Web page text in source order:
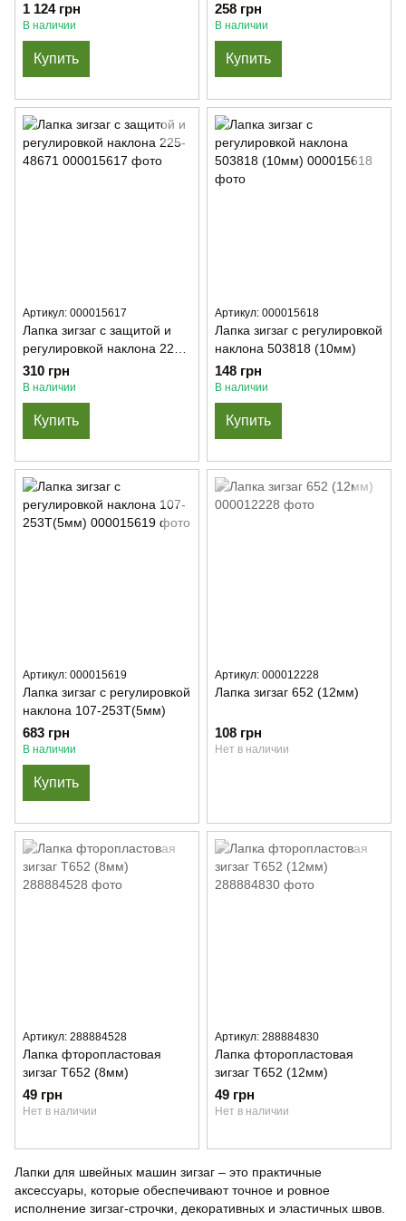
1 124 грн
В наличии
Купить
258 грн
В наличии
Купить
Артикул: 000015617
Лапка зигзаг с защитой и
регулировкой наклона 225-
48671
310 грн
В наличии
Купить
Артикул: 000015618
Лапка зигзаг с регулировкой
наклона 503818 (10мм)
148 грн
В наличии
Купить
Артикул: 000015619
Лапка зигзаг с регулировкой
наклона 107-253T(5мм)
683 грн
В наличии
Купить
Артикул: 000012228
Лапка зигзаг 652 (12мм)
108 грн
Нет в наличии
Артикул: 288884528
Лапка фторопластовая
зигзаг T652 (8мм)
49 грн
Нет в наличии
Артикул: 288884830
Лапка фторопластовая
зигзаг T652 (12мм)
49 грн
Нет в наличии
Лапки для швейных машин зигзаг – это практичные
аксессуары, которые обеспечивают точное и ровное
исполнение зигзаг-строчки, декоративных и эластичных швов.